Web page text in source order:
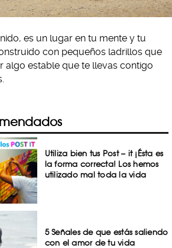
es un lugar en tu mente y tu
con pequeños ladrillos que
algo estable que te llevas contigo
Utiliza bien tus Post – it ¡Ésta es
la forma correcta! Los hemos
utilizado mal toda la vida
5 Señales de que estás saliendo
con el amor de tu vida